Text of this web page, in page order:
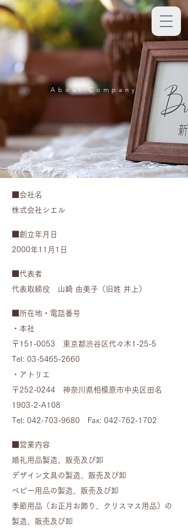
About Company
■会社名
株式会社シエル
■創立年月日
2000年11月1日
■代表者
代表取締役 山崎 由美子（旧姓 井上）
■所在地・電話番号
・本社
〒151-0053 東京都渋谷区代々木1-25-5
Tel: 03-5465-2660
・アトリエ
〒252-0244 神奈川県相模原市中央区田名
1903-2-A108
Tel: 042-703-9680 Fax: 042-762-1702
■営業内容
婚礼用品製造、販売及び卸
デザイン文具の製造、販売及び卸
ベビー用品の製造、販売及び卸
季節用品（お正月お飾り、クリスマス用品）の
製造、販売及び卸